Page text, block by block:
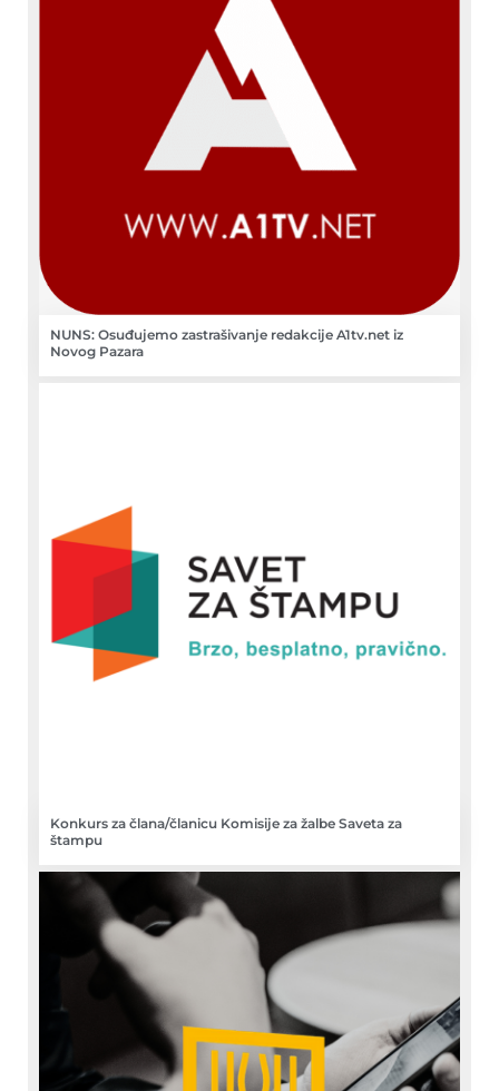
NUNS: Osuđujemo zastrašivanje redakcije A1tv.net iz
Novog Pazara
Konkurs za člana/članicu Komisije za žalbe Saveta za
štampu